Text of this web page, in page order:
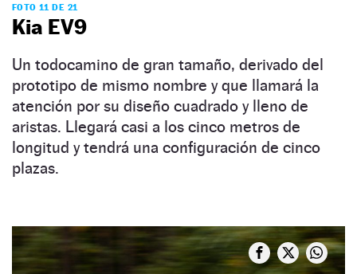
FOTO 11 DE 21
Kia EV9
Un todocamino de gran tamaño, derivado del
prototipo de mismo nombre y que llamará la
atención por su diseño cuadrado y lleno de
aristas. Llegará casi a los cinco metros de
longitud y tendrá una configuración de cinco
plazas.